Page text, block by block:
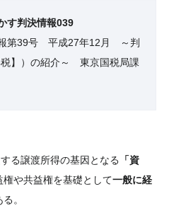
す判決情報039
第39号 平成27年12月 ～判
】）の紹介～ 東京国税局課
る譲渡所得の基因となる
「資
権や共益権を基礎として一般に経
。